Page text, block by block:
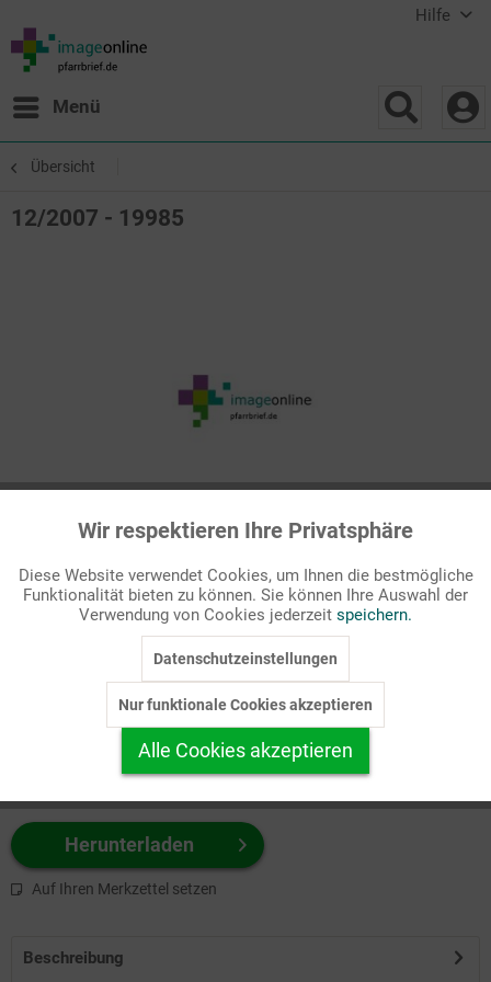
Hilfe
Menü
Übersicht
12/2007 - 19985
Passende Stichworte
Bibel, Fastenzeit/Passion
zuerst Ihr Produktformat aus.
z.B. Farbe-Grafik, Schwarz-Weiß-Grafik, mit/ohne Text ...
Herunterladen
Auf Ihren Merkzettel setzen
Beschreibung
Funktionale Aktiv
Marketing Inaktiv
Personalisierung Inaktiv
Service
Wir respektieren Ihre Privatsphäre
Diese Website verwendet Cookies, um Ihnen die bestmögliche
Funktionalität bieten zu können. Sie können Ihre Auswahl der
Verwendung von Cookies jederzeit speichern.
Datenschutzeinstellungen
Nur funktionale Cookies akzeptieren
Alle Cookies akzeptieren